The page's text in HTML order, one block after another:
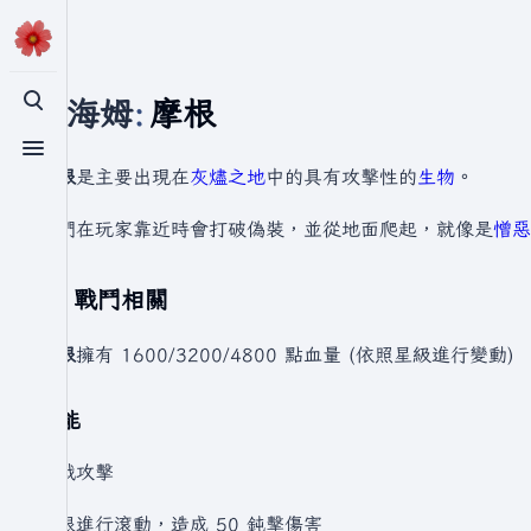
切換搜尋
切換選單
瓦爾海姆: 摩根
摩根是主要出現在灰燼之地中的具有攻擊性的生物 。
它們在玩家靠近時會打破偽裝，並從地面爬起，就像是憎
戰鬥相關
摩根擁有 1600/3200/4800 點血量 (依照星級進行變動)
技能
近戰攻擊
摩根進行滾動，造成 50 鈍擊傷害